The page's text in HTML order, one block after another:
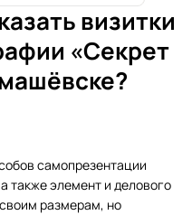
визитки
«Секрет
самопрезентации
также элемент и делового
размерам, но